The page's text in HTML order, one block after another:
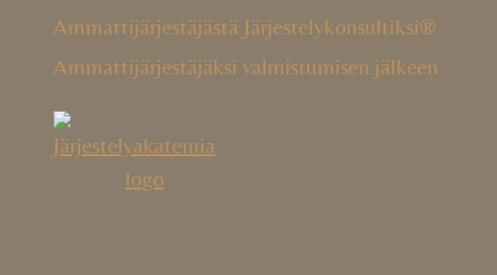
Ammattijärjestäjästä Järjestelykonsultiksi®
Ammattijärjestäjäksi valmistumisen jälkeen